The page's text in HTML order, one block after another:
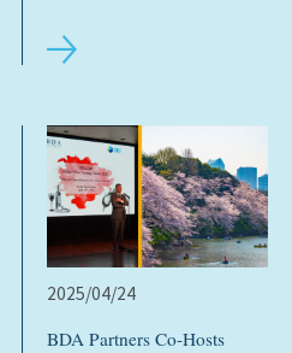
2025/04/24
BDA Partners Co-Hosts